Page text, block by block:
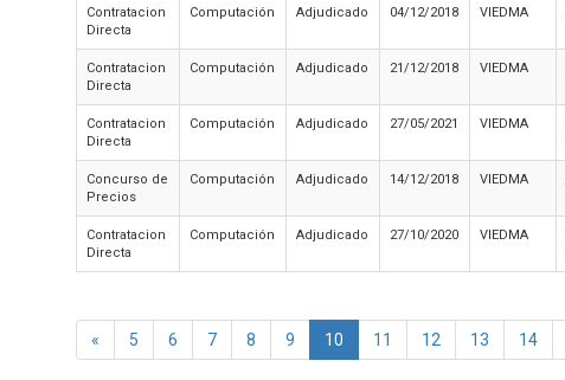
Contratacion
Directa
Computación Adjudicado 04/12/2018 VIEDMA
Contratacion
Directa
Computación Adjudicado 21/12/2018 VIEDMA
Contratacion
Directa
Computación Adjudicado 27/05/2021 VIEDMA
Concurso de
Precios
Computación Adjudicado 14/12/2018 VIEDMA
Contratacion
Directa
Computación Adjudicado 27/10/2020 VIEDMA
« 5 6 7 8 9 10 11 12 13 14